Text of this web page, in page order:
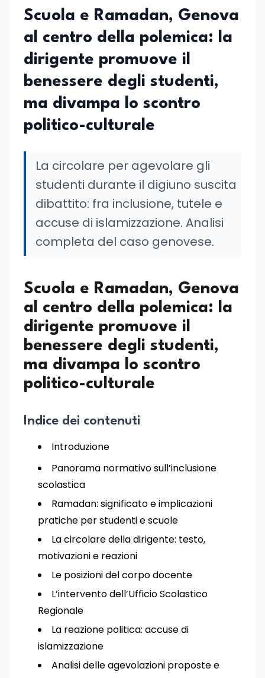
Scuola e Ramadan, Genova
al centro della polemica: la
dirigente promuove il
benessere degli studenti,
ma divampa lo scontro
politico-culturale
La circolare per agevolare gli
studenti durante il digiuno suscita
dibattito: fra inclusione, tutele e
accuse di islamizzazione. Analisi
completa del caso genovese.
Scuola e Ramadan, Genova
al centro della polemica: la
dirigente promuove il
benessere degli studenti,
ma divampa lo scontro
politico-culturale
Indice dei contenuti
Introduzione
Panorama normativo sull’inclusione
scolastica
Ramadan: significato e implicazioni
pratiche per studenti e scuole
La circolare della dirigente: testo,
motivazioni e reazioni
Le posizioni del corpo docente
L’intervento dell’Ufficio Scolastico
Regionale
La reazione politica: accuse di
islamizzazione
Analisi delle agevolazioni proposte e